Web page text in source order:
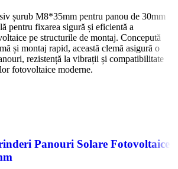
șurub M8*35mm pentru panou de 30mm
pentru fixarea sigură și eficientă a
pe structurile de montaj. Concepută
și montaj rapid, această clemă asigură o
rezistență la vibrații și compatibilitate
fotovoltaice moderne.
Panouri Solare Fotovoltaice